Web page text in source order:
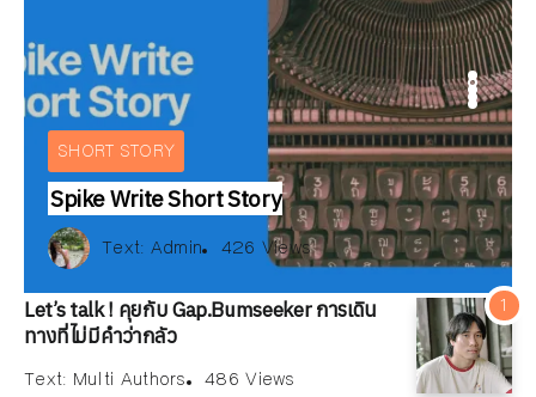
ณัฐพงษ์ วิมลรัตน์ 153 Views
Multi Authors 486 Views
SHORT STORY
Spike Write Short Story
Text: Admin 426 Views
BOOKS REVIEW
Text: วัลคุ์วดี ชุมจุล 252 Views
Text: สมลดา เนียมละมูล
171 Views
ARTICLE
Text: ณัฐพงษ์ วิมลรัตน์ 153 Views
INTERVIEW
Text: Multi Authors 486 Views
Let’s talk ! คุยกับ Gap.Bumseeker การเดิน
ทางที่ไม่มีคำว่ากลัว
Text: Multi Authors 486 Views